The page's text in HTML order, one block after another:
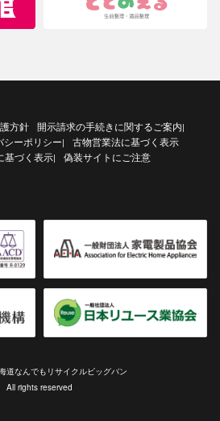
方針 開示請求の手続きに関するご案内|
シーポリシー|
古物営業法に基づく表示
基づく表示| 偽装サイトにご注意
道なんでもリサイクルビッグバン
All rights reserved